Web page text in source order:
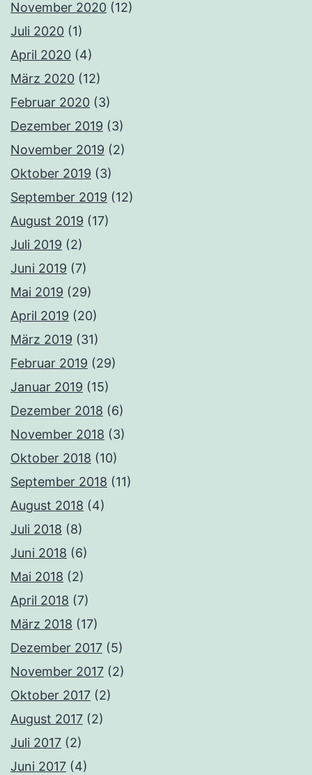
November 2020 (12)
Juli 2020 (1)
April 2020 (4)
März 2020 (12)
Februar 2020 (3)
Dezember 2019 (3)
November 2019 (2)
Oktober 2019 (3)
September 2019 (12)
August 2019 (17)
Juli 2019 (2)
Juni 2019 (7)
Mai 2019 (29)
April 2019 (20)
März 2019 (31)
Februar 2019 (29)
Januar 2019 (15)
Dezember 2018 (6)
November 2018 (3)
Oktober 2018 (10)
September 2018 (11)
August 2018 (4)
Juli 2018 (8)
Juni 2018 (6)
Mai 2018 (2)
April 2018 (7)
März 2018 (17)
Dezember 2017 (5)
November 2017 (2)
Oktober 2017 (2)
August 2017 (2)
Juli 2017 (2)
Juni 2017 (4)